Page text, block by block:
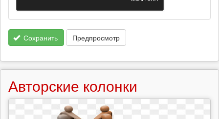
Сохранить Предпросмотр
Авторские колонки